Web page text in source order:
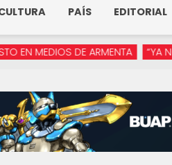
PAÍS
EDITORIAL
DE ARMENTA “YA NO